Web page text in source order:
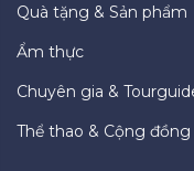
Quà tặng & Sản phẩm
Ẩm thực
Chuyên gia &
Thể thao & Cộng đồng